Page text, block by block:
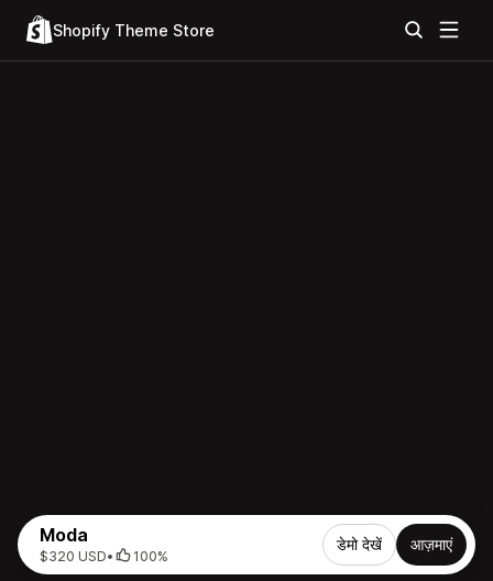
Shopify Theme Store
Moda
$320 USD• 100%
डेमो देखें आज़माएं